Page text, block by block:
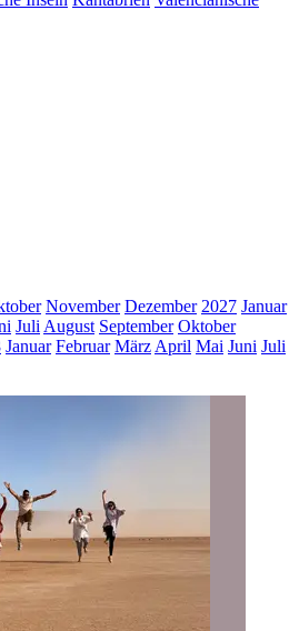
November Dezember 2027 Januar
Juli August September Oktober
Januar Februar März April Mai Juni Juli